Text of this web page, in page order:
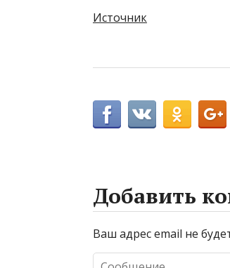
Источник
Добавить
Ваш адрес email не